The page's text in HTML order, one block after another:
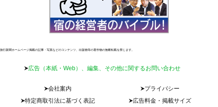
旅行新聞ホームページ掲載の記事・写真などのコンテンツ、出版物等の著作物の無断転載を禁じます。
広告（本紙・Web）、編集、その他に関するお問い合わせ
会社案内
プライバシー
特定商取引法に基づく表記
広告料金・掲載サイズ